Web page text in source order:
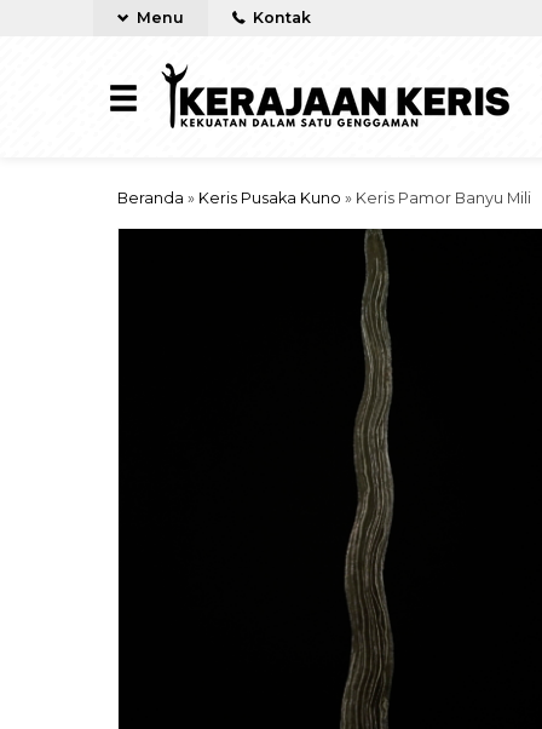
Menu Kontak
Beranda » Keris Pusaka Kuno » Keris Pamor Banyu Mili